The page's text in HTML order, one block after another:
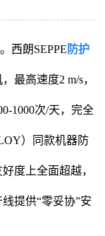
西朗SEPPE 防护
最高速度2 m/s，
1000次/天，完全
）同款机器防
度上全面超越，
提供“零妥协”安